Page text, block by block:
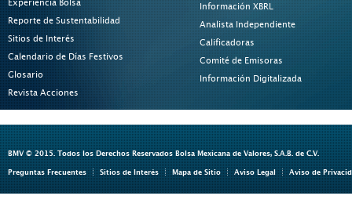
Reporte de Sustentabilidad
Sitios de Interés
Calendario de Días Festivos
Glosario
Revista Acciones
Información XBRL
Analista Independiente
Calificadoras
Comité de Emisoras
Información Digitalizada
BMV © 2015. Todos los Derechos Reservados Bolsa Mexicana de Valores, S.A.B. de C.V.
Preguntas Frecuentes Sitios de Interés Mapa de Sitio Aviso Legal Aviso de